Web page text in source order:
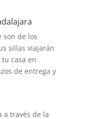
son de los
sillas viajarán
casa en
de entrega y
a través de la